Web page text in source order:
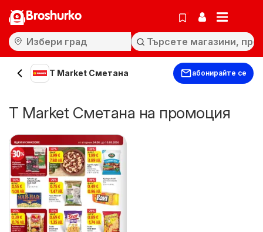
Broshurko
T Market Сметана абонирайте се
T Market Сметана на промоция